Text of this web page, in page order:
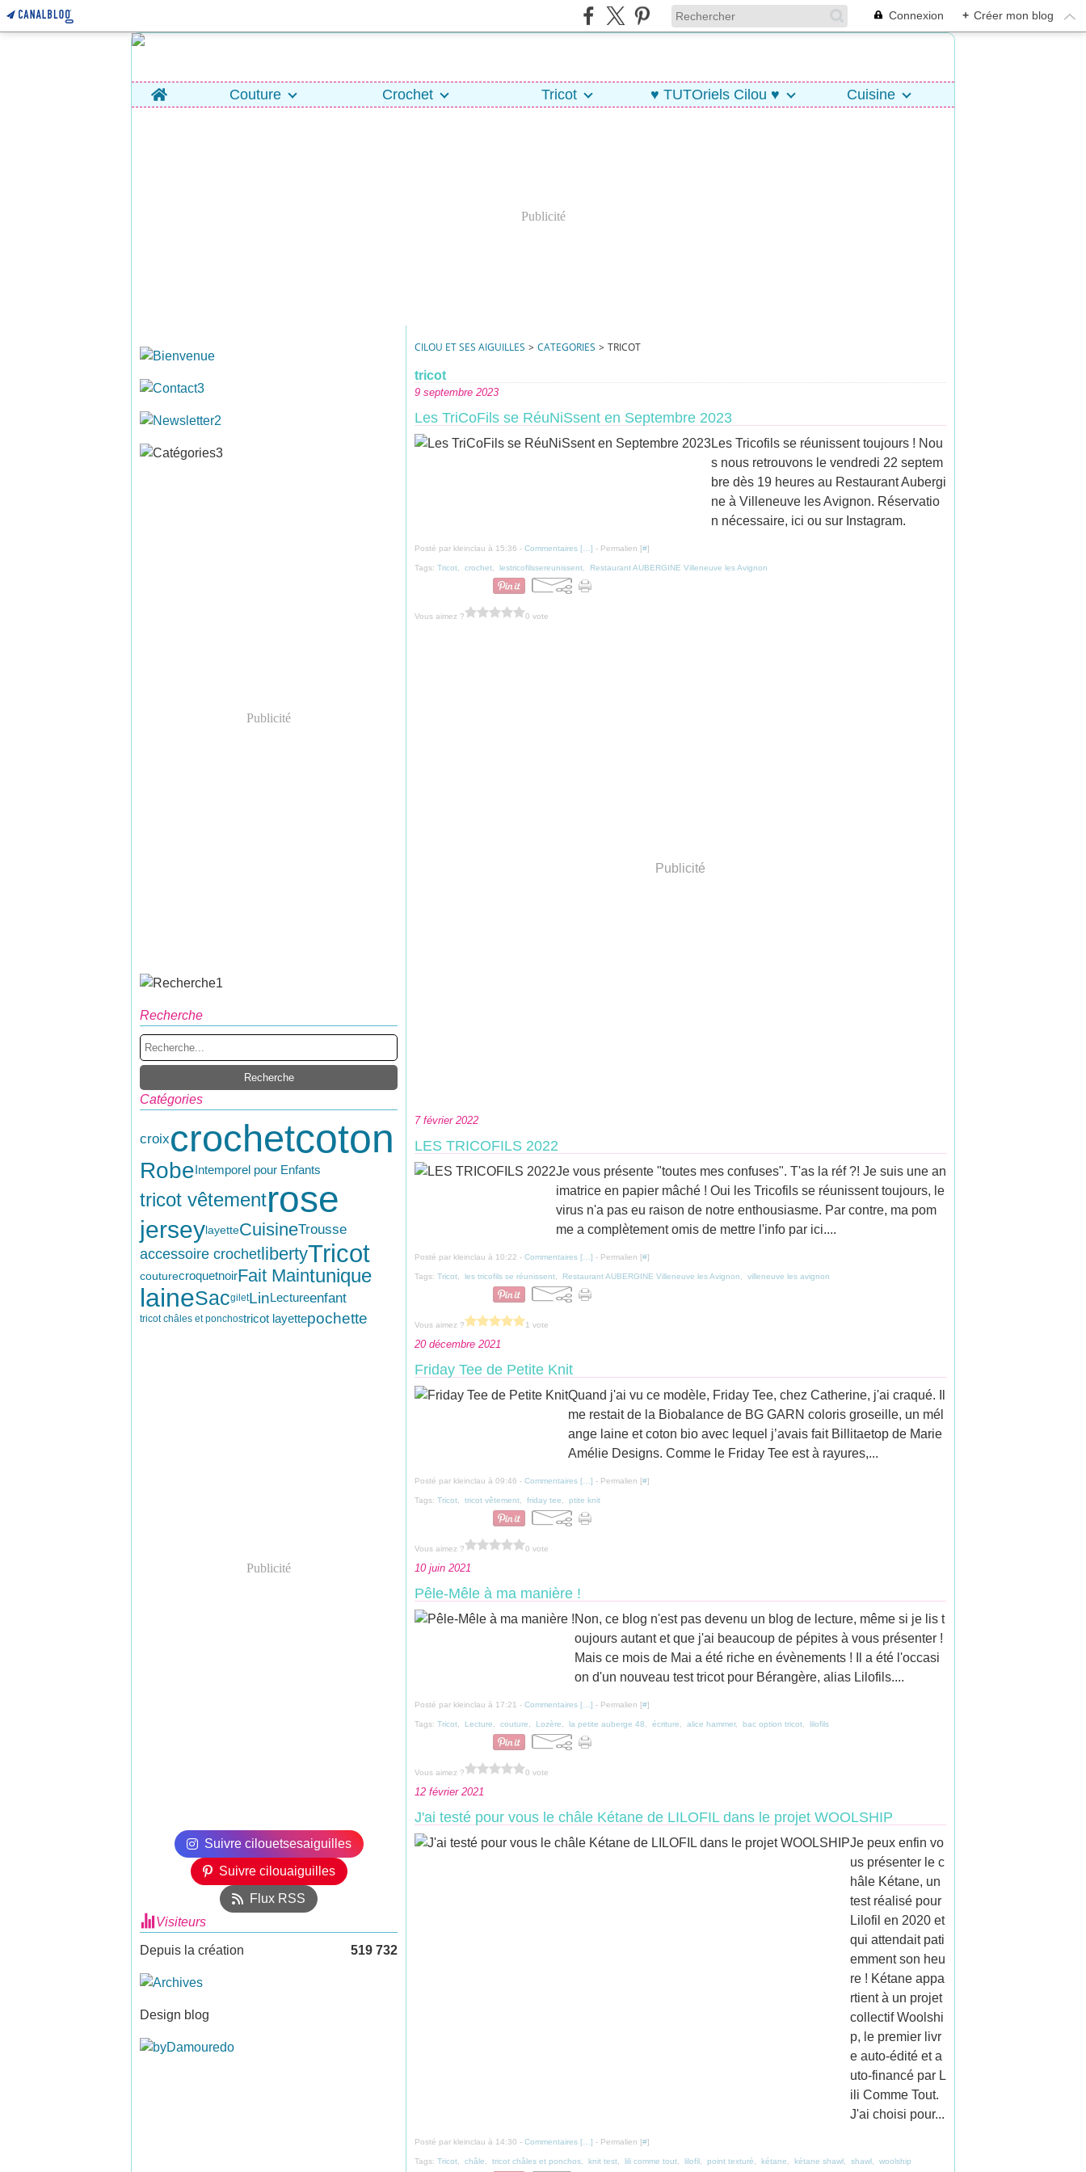
Connexion + Créer mon blog
Home Couture Crochet Tricot ♥ TUTOriels Cilou ♥ Cuisine
Publicité
Publicité
Recherche
Catégories
croixcrochetcoton
RobeIntemporel pour Enfants
tricot vêtementrose
jerseylayetteCuisineTrousse
accessoire crochetlibertyTricot
couturecroquetnoirFait Maintunique
laineSacgiletLinLectureenfant
tricot châles et ponchostricot layettepochette
Publicité
Suivre cilouetsesaiguilles
Suivre cilouaiguilles
Flux RSS
Visiteurs
Depuis la création 519 732
Design blog
CILOU ET SES AIGUILLES > CATEGORIES > TRICOT
tricot
9 septembre 2023
Les TriCoFils se RéuNiSsent en Septembre 2023
Les Tricofils se réunissent toujours ! Nou
s nous retrouvons le vendredi 22 septem
bre dès 19 heures au Restaurant Aubergi
ne à Villeneuve les Avignon. Réservatio
n nécessaire, ici ou sur Instagram.
Posté par kleinclau à 15:36 - Commentaires [ ] - Permalien [#]
Tags: Tricot crochet lestricofilssereunissent Restaurant AUBERGINE Villeneuve les Avignon
Vous aimez ? 0 vote
Publicité
7 février 2022
LES TRICOFILS 2022
Je vous présente "toutes mes confuses". T'as la réf ?! Je suis une an
imatrice en papier mâché ! Oui les Tricofils se réunissent toujours, le
virus n'a pas eu raison de notre enthousiasme. Par contre, ma pom
me a complètement omis de mettre l'info par ici....
Posté par kleinclau à 10:22 - Commentaires [ ] - Permalien [#]
Tags: Tricot les tricofils se réunissent Restaurant AUBERGINE Villeneuve les Avignon villeneuve les avignon
Vous aimez ? 1 vote
20 décembre 2021
Friday Tee de Petite Knit
Quand j'ai vu ce modèle, Friday Tee, chez Catherine, j'ai craqué. Il
me restait de la Biobalance de BG GARN coloris groseille, un mél
ange laine et coton bio avec lequel j’avais fait Billitaetop de Marie
Amélie Designs. Comme le Friday Tee est à rayures,...
Posté par kleinclau à 09:46 - Commentaires [ ] - Permalien [#]
Tags: Tricot tricot vêtement friday tee ptite knit
Vous aimez ? 0 vote
10 juin 2021
Pêle-Mêle à ma manière !
Non, ce blog n'est pas devenu un blog de lecture, même si je lis t
oujours autant et que j'ai beaucoup de pépites à vous présenter !
Mais ce mois de Mai a été riche en évènements ! Il a été l'occasi
on d'un nouveau test tricot pour Bérangère, alias Lilofils....
Posté par kleinclau à 17:21 - Commentaires [ ] - Permalien [#]
Tags: Tricot Lecture couture Lozère la petite auberge 48 écriture alice hammer, bac option tricot lilofils
Vous aimez ? 0 vote
12 février 2021
J'ai testé pour vous le châle Kétane de LILOFIL dans le projet WOOLSHIP
Je peux enfin vo
us présenter le c
hâle Kétane, un
test réalisé pour
Lilofil en 2020 et
qui attendait pati
emment son heu
re ! Kétane appa
rtient à un projet
collectif Woolshi
p, le premier livr
e auto-édité et a
uto-financé par L
ili Comme Tout.
J'ai choisi pour...
Posté par kleinclau à 14:30 - Commentaires [ ] - Permalien [#]
Tags: Tricot châle tricot châles et ponchos knit test lili comme tout lilofil point texturé kétane kétane shawl shawl woolship